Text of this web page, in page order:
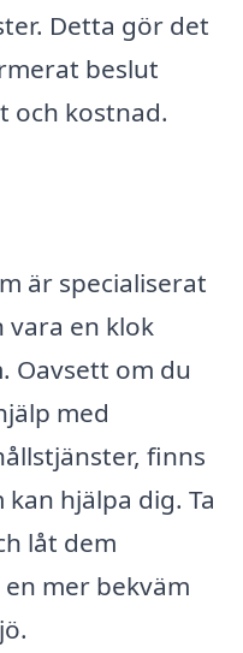
Detta gör det
beslut
och kostnad.
är specialiserat
vara en klok
Oavsett om du
med
finns
hjälpa dig. Ta
låt dem
mer bekväm